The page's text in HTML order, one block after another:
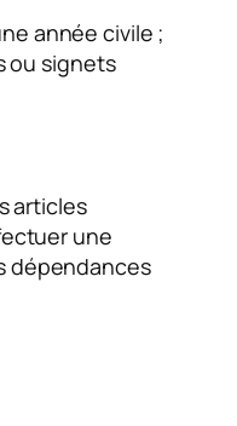
année civile ;
ou signets
articles
une
dépendances